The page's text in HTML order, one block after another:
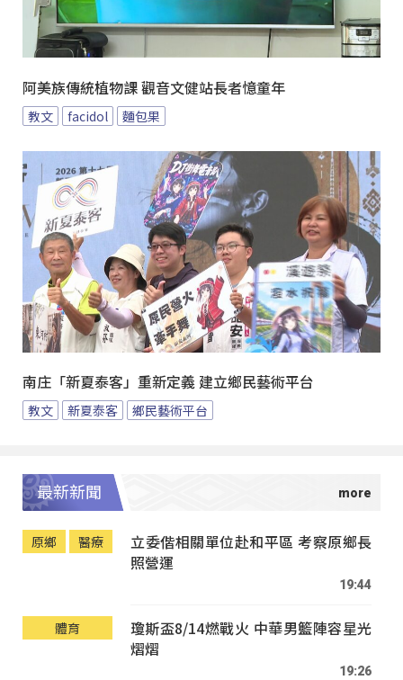
阿美族傳統植物課 觀音文健站長者憶童年
教文 facidol 麵包果
南庄「新夏泰客」重新定義 建立鄉民藝術平台
教文 新夏泰客 鄉民藝術平台
最新新聞
原鄉 醫療
立委偕相關單位赴和平區 考察原鄉長
照營運
19:44
體育
瓊斯盃8/14燃戰火 中華男籃陣容星光
熠熠
19:26